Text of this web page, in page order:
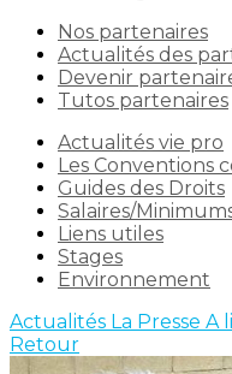
Nos partenaires
Actualités des
Devenir
Tutos partenaires
Actualités vie pro
Les Conventions
Guides des Droits
Salaires/
Liens utiles
Stages
Environnement
Actualités La Presse A
Retour